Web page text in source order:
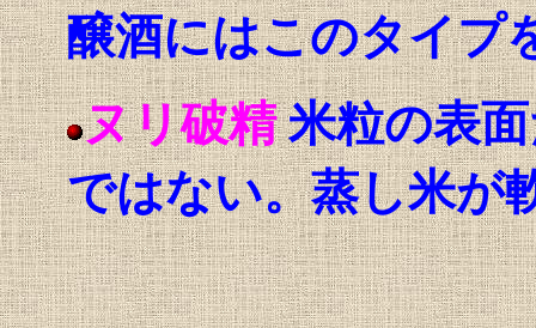
醸酒にはこのタイプ
ヌリ破精米粒の表
ではない。蒸し米が